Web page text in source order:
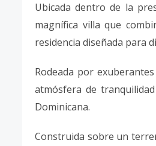
Ubicada dentro de la
magnífica villa que
residencia diseñada para
Rodeada por
atmósfera de
Dominicana.
Construida sobre un